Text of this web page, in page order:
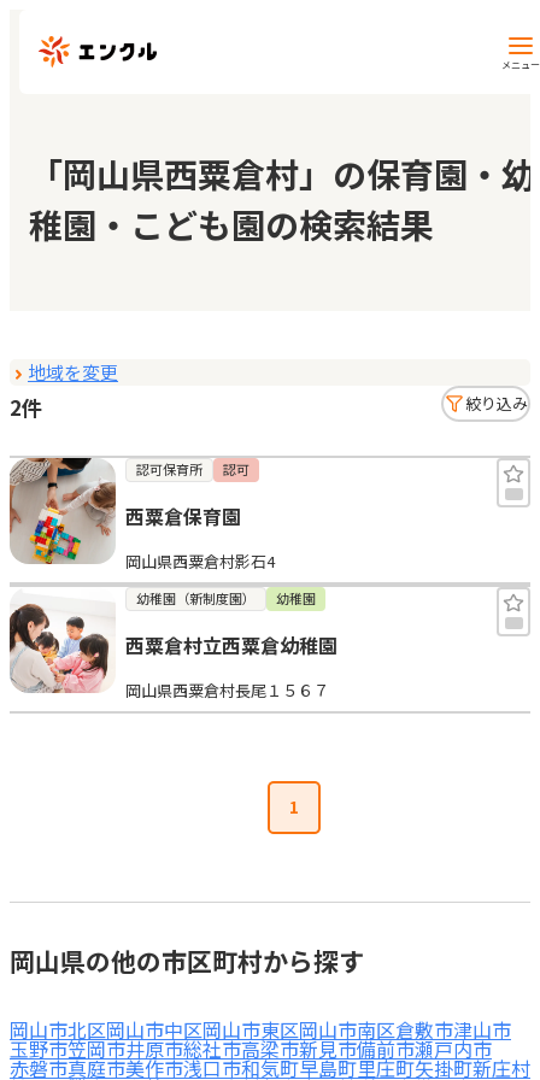
メニュー
保育園・幼稚園を探す
地図から探す
マイページ
お気に入り
見学日記
メッセージ
おすすめの園
「岡山県西粟倉村」の保育園・幼
稚園・こども園の検索結果
地域を変更
2件 絞り込み
認可保育所 認可
西粟倉保育園
岡山県西粟倉村影石4
幼稚園（新制度園） 幼稚園
西粟倉村立西粟倉幼稚園
岡山県西粟倉村長尾１５６７
1
岡山県の他の市区町村から探す
岡山市北区岡山市中区岡山市東区岡山市南区倉敷市津山市
玉野市笠岡市井原市総社市高梁市新見市備前市瀬戸内市
赤磐市真庭市美作市浅口市和気町早島町里庄町矢掛町新庄村